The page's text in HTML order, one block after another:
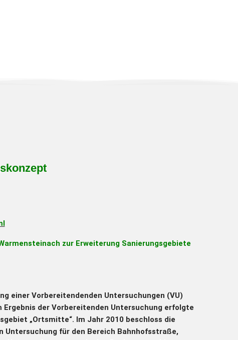
zur Erweiterung Sanierungsgebiete
einer Vorbereitendenden Untersuchungen (VU)
Ergebnis der Vorbereitenden Untersuchung erfolgte
„Ortsmitte“. Im Jahr 2010 beschloss die
Untersuchung für den Bereich Bahnhofsstraße,